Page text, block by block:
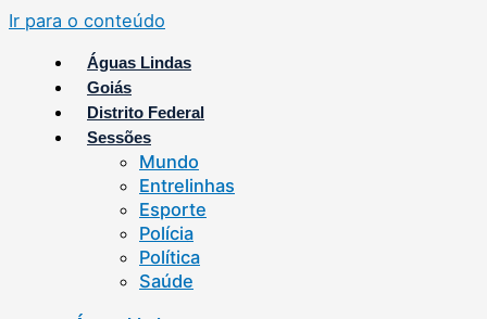
Ir para o conteúdo
Águas Lindas
Goiás
Distrito Federal
Sessões
Mundo
Entrelinhas
Esporte
Polícia
Política
Saúde